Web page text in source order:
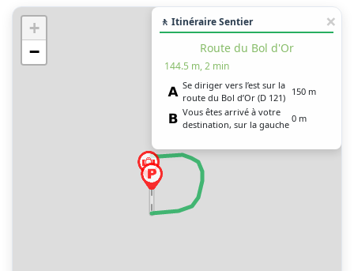
+
−
🚶 Itinéraire Sentier
Route du Bol d'Or
144.5 m, 2 min
Se diriger vers l’est sur la
route du Bol d’Or (D 121)
150 m
Vous êtes arrivé à votre
destination, sur la gauche
0 m